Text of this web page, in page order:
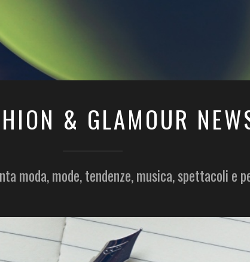
& GLAMOUR
moda, mode, tendenze, musica, spettacoli e